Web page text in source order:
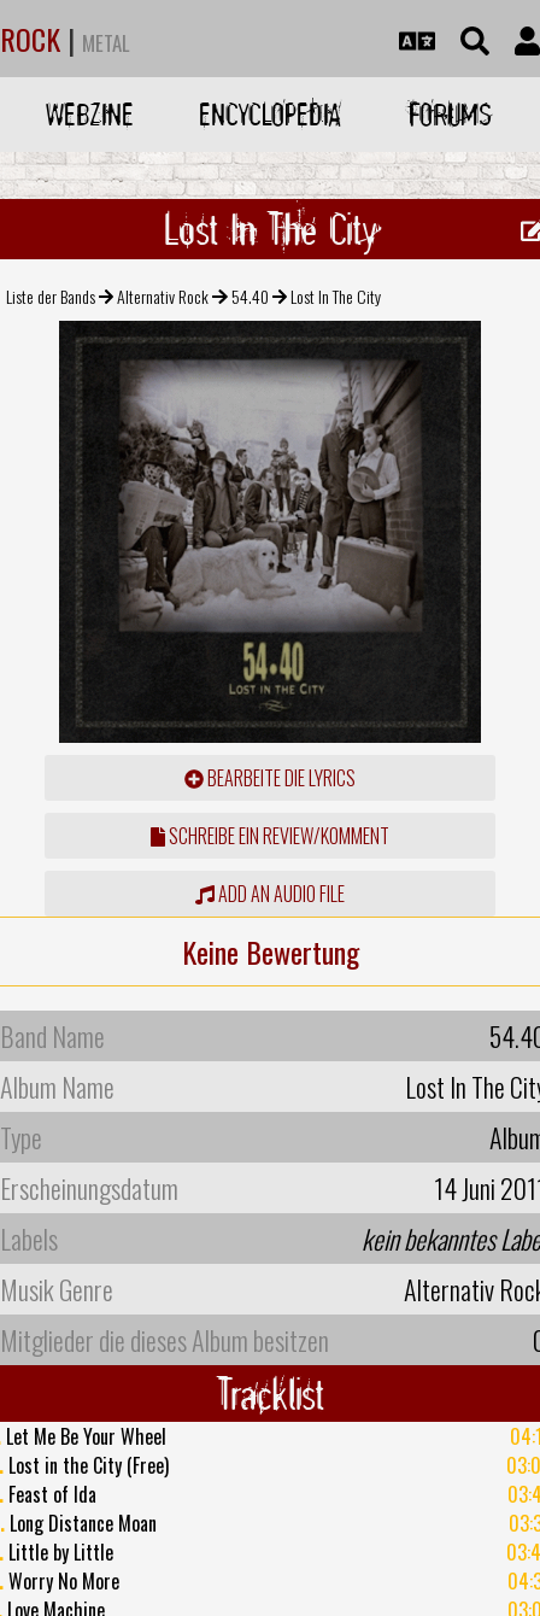
ROCK | METAL
WEBZINE ENCYCLOPEDIA FORUMS
Lost In The City
Liste der Bands Alternativ Rock 54.40 Lost In The City
BEARBEITE DIE LYRICS
SCHREIBE EIN REVIEW/KOMMENT
ADD AN AUDIO FILE
Keine Bewertung
Band Name
Album Name
Lost In The
Type
Erscheinungsdatum
14 Juni
Labels
kein bekanntes
Musik Genre
Alternativ
Mitglieder die dieses Album besitzen
Tracklist
Let Me Be Your Wheel
Lost in the City (Free)
Feast of Ida
Long Distance Moan
Little by Little
Worry No More
Love Machine